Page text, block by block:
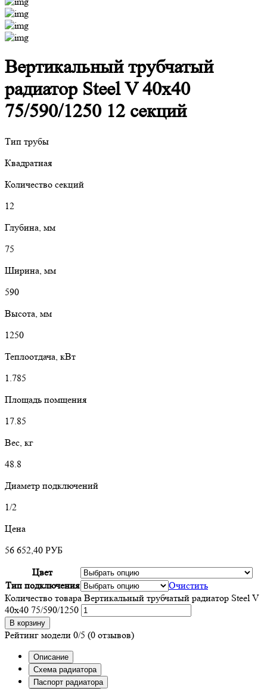
Вертикальный трубчатый
радиатор Steel V 40х40
75/590/1250 12 секций
Тип трубы
Квадратная
Количество секций
12
Глубина, мм
75
Ширина, мм
590
Высота, мм
1250
Теплоотдача, кВт
1.785
Площадь помщения
17.85
Вес, кг
48.8
Диаметр подключений
1/2
Цена
56 652,40 РУБ
Цвет
Тип подключения
Очистить
Количество товара Вертикальный трубчатый радиатор Steel V
40х40 75/590/1250
В корзину
Рейтинг модели 0/5 (0 отзывов)
Описание
Схема радиатора
Паспорт радиатора